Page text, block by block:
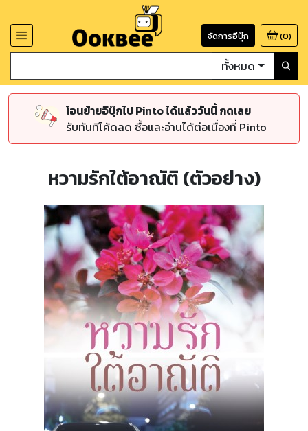
จัดการอีบุ๊ก (0)
ทั้งหมด
โอนย้ายอีบุ๊กไป Pinto ได้แล้ววันนี้ กดเลย
รับทันทีโค้ดลด ซื้อและอ่านได้ต่อเนื่องที่ Pinto
หวามรักใต้อาณัติ (ตัวอย่าง)